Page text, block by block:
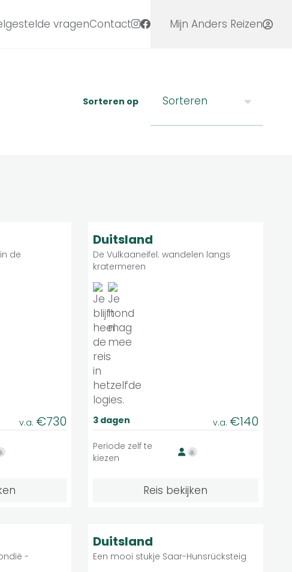
vragenContact Mijn Anders Reizen
Sorteren op Sorteren
de
v.a. €730
9.3
Duitsland
De Vulkaaneifel: wandelen langs
kratermeren
3 dagen v.a. €140
Periode zelf te
kiezen
Reis bekijken
-
9
Duitsland
Een mooi stukje Saar-Hunsrücksteig